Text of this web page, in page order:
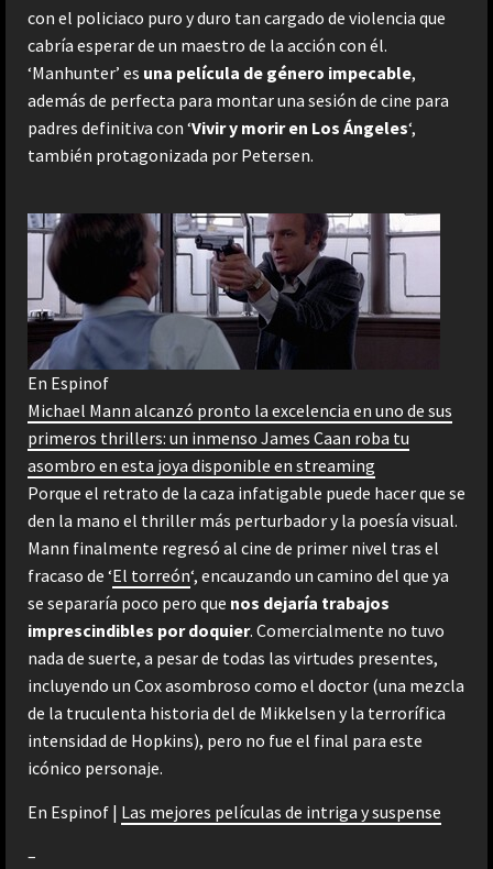
con el policiaco puro y duro tan cargado de violencia que
cabría esperar de un maestro de la acción con él.
‘Manhunter’ es una película de género impecable,
además de perfecta para montar una sesión de cine para
padres definitiva con ‘Vivir y morir en Los Ángeles‘,
también protagonizada por Petersen.
En Espinof
Michael Mann alcanzó pronto la excelencia en uno de sus
primeros thrillers: un inmenso James Caan roba tu
asombro en esta joya disponible en streaming
Porque el retrato de la caza infatigable puede hacer que se
den la mano el thriller más perturbador y la poesía visual.
Mann finalmente regresó al cine de primer nivel tras el
fracaso de ‘El torreón‘, encauzando un camino del que ya
se separaría poco pero que nos dejaría trabajos
imprescindibles por doquier. Comercialmente no tuvo
nada de suerte, a pesar de todas las virtudes presentes,
incluyendo un Cox asombroso como el doctor (una mezcla
de la truculenta historia del de Mikkelsen y la terrorífica
intensidad de Hopkins), pero no fue el final para este
icónico personaje.
En Espinof | Las mejores películas de intriga y suspense
–